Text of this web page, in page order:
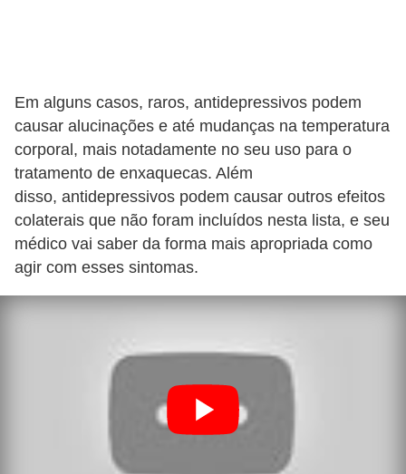
Em alguns casos, raros, antidepressivos podem
causar alucinações e até mudanças na temperatura
corporal, mais notadamente no seu uso para o
tratamento de enxaquecas. Além
disso, antidepressivos podem causar outros efeitos
colaterais que não foram incluídos nesta lista, e seu
médico vai saber da forma mais apropriada como
agir com esses sintomas.